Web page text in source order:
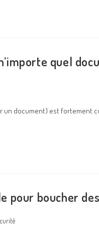
quel
un document) est fortement
pour boucher